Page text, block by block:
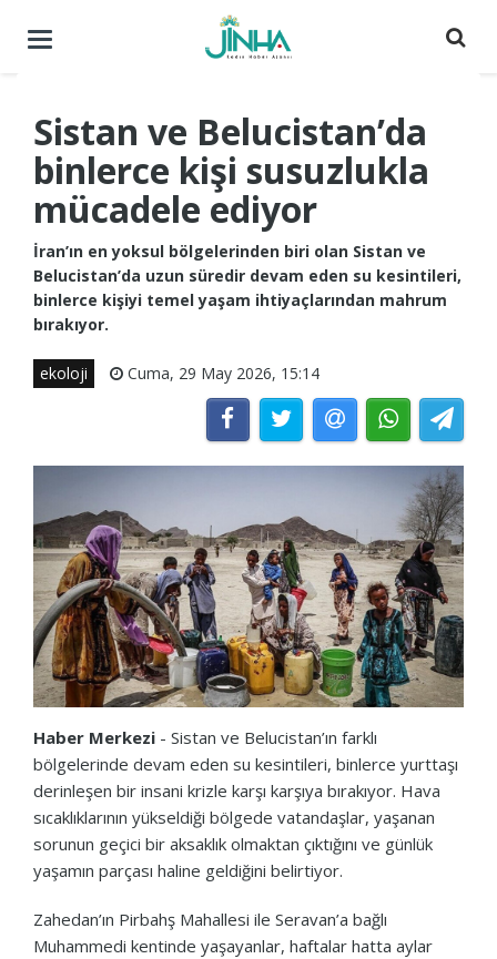
Menüyü
Sistan ve Belucistan’da
binlerce kişi susuzlukla
mücadele ediyor
İran’ın en yoksul bölgelerinden biri olan Sistan ve
Belucistan’da uzun süredir devam eden su kesintileri,
binlerce kişiyi temel yaşam ihtiyaçlarından mahrum
bırakıyor.
ekoloji Cuma, 29 May 2026, 15:14
Haber Merkezi - Sistan ve Belucistan’ın farklı
bölgelerinde devam eden su kesintileri, binlerce yurttaşı
derinleşen bir insani krizle karşı karşıya bırakıyor. Hava
sıcaklıklarının yükseldiği bölgede vatandaşlar, yaşanan
sorunun geçici bir aksaklık olmaktan çıktığını ve günlük
yaşamın parçası haline geldiğini belirtiyor.
Zahedan’ın Pirbahş Mahallesi ile Seravan’a bağlı
Muhammedi kentinde yaşayanlar, haftalar hatta aylar